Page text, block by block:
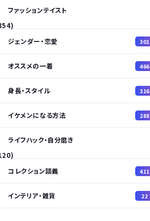
ファッションテイスト
ジェンダー・恋愛
301
オススメの一着 466
身長・スタイル 316
イケメンになる方法 288
ライフハック・自分磨き
コレクション談義
411
インテリア・雑貨 22